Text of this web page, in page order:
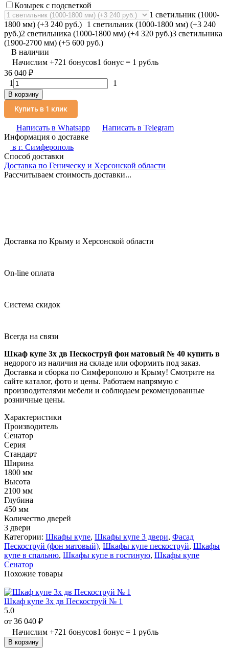
Козырек с подсветкой
1 светильник (1000-
1800 мм) (+3 240 руб.)
1 светильник (1000-1800 мм) (+3 240
руб.)2 светильника (1000-1800 мм) (+4 320 руб.)3 светильника
(1900-2700 мм) (+5 600 руб.)
В наличии
Начислим +721 бонусов1 бонус = 1 рубль
36 040 ₽
1
1
В корзину
Купить в 1 клик
Написать в Whatsapp
Написать в Telegram
Информация о доставке
в г. Симферополь
Способ доставки
Доставка по Геническу и Херсонской области
Рассчитываем стоимость доставки...
Доставка по Крыму и Херсонской области
On-line оплата
Система скидок
Всегда на связи
Шкаф купе 3х дв Пескоструй фон матовый № 40 купить в
недорого из наличия на складе или оформить под заказ.
Доставка и сборка по Симферополю и Крыму! Смотрите на
сайте каталог, фото и цены. Работаем напрямую с
производителями мебели и соблюдаем рекомендованные
розничные цены.
Характеристики
Производитель
Сенатор
Серия
Стандарт
Ширина
1800 мм
Высота
2100 мм
Глубина
450 мм
Количество дверей
3 двери
Категории: Шкафы купе, Шкафы купе 3 двери, Фасад
Пескоструй (фон матовый), Шкафы купе пескоструй, Шкафы
купе в спальню, Шкафы купе в гостиную, Шкафы купе
Сенатор
Похожие товары
Шкаф купе 3х дв Пескоструй № 1
5.0
от 36 040 ₽
Начислим +721 бонусов1 бонус = 1 рубль
В корзину